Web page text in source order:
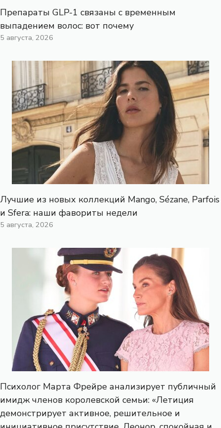
Препараты GLP-1 связаны с временным
выпадением волос: вот почему
5 августа, 2026
Лучшие из новых коллекций Mango, Sézane, Parfois
и Sfera: наши фавориты недели
5 августа, 2026
Психолог Марта Фрейре анализирует публичный
имидж членов королевской семьи: «Летиция
демонстрирует активное, решительное и